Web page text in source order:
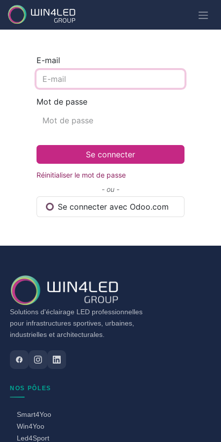
E-mail
Mot de passe
Se connecter
Réinitialiser le mot de passe
- ou -
Se connecter avec Odoo.com
Solutions d'éclairage LED professionnelles
pour infrastructures sportives, urbaines,
industrielles et architecturales.
NOS PÔLES
Smart4Yoo
Win4Yoo
Led4Sport